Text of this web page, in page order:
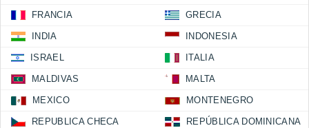
FRANCIA GRECIA
INDIA INDONESIA
ISRAEL ITALIA
MALDIVAS MALTA
MEXICO MONTENEGRO
REPUBLICA CHECA REPÚBLICA DOMINICANA